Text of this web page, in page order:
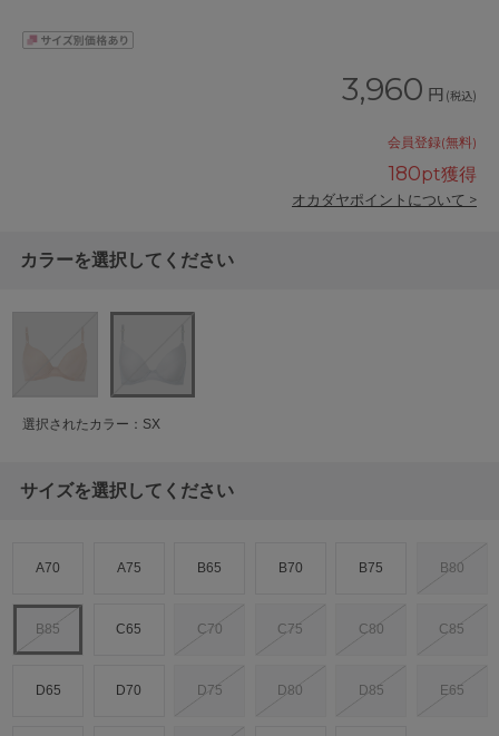
3,960 円 (税込)
会員登録(無料)
180pt獲得
オカダヤポイントについて >
カラーを選択してください
選択されたカラー：SX
サイズを選択してください
A70 A75 B65 B70 B75 B80
B85 C65 C70 C75 C80 C85
D65 D70 D75 D80 D85 E65